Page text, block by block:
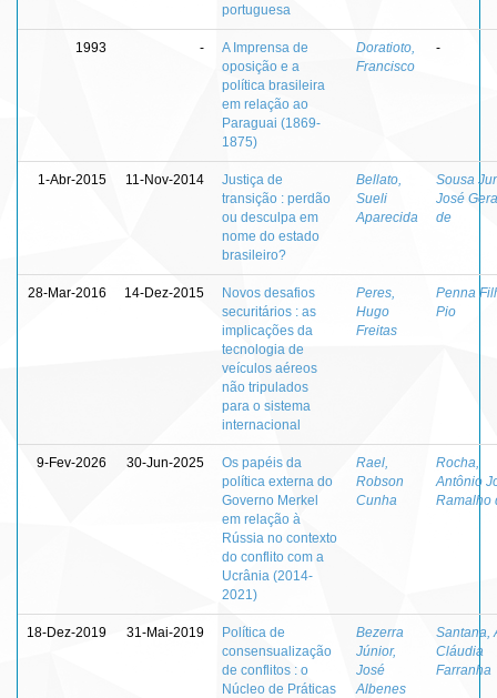
portuguesa
1993 -
A Imprensa de
oposição e a
política brasileira
em relação ao
Paraguai (1869-
1875)
Doratioto,
Francisco
-
1-Abr-2015 11-Nov-2014
Justiça de
transição : perdão
ou desculpa em
nome do estado
brasileiro?
Bellato,
Sueli
Aparecida
Sousa
José
de
28-Mar-2016 14-Dez-2015
Novos desafios
securitários : as
implicações da
tecnologia de
veículos aéreos
não tripulados
para o sistema
internacional
Peres,
Hugo
Freitas
Penna
Pio
9-Fev-2026 30-Jun-2025
Os papéis da
política externa do
Governo Merkel
em relação à
Rússia no contexto
do conflito com a
Ucrânia (2014-
2021)
Rael,
Robson
Cunha
Rocha,
Antônio
Ramalho
18-Dez-2019 31-Mai-2019
Política de
consensualização
de conflitos : o
Núcleo de Práticas
Bezerra
Júnior,
José
Albenes
Santana,
Cláudia
Farranha